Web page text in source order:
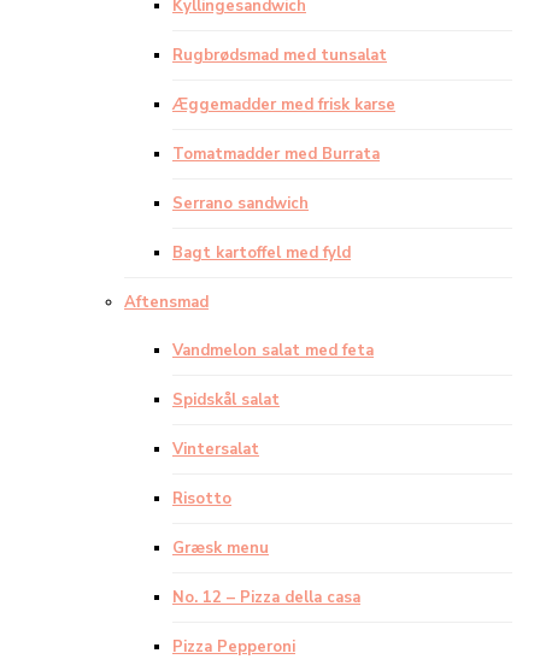
Kyllingesandwich
Rugbrødsmad med tunsalat
Æggemadder med frisk karse
Tomatmadder med Burrata
Serrano sandwich
Bagt kartoffel med fyld
Aftensmad
Vandmelon salat med feta
Spidskål salat
Vintersalat
Risotto
Græsk menu
No. 12 – Pizza della casa
Pizza Pepperoni